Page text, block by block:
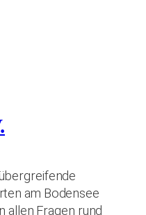
am Bodensee
allen Fragen rund